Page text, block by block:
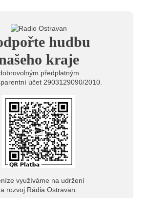
Open Music: Klubová scéna na festivalu
i Beatles
hudbu
kraje
předplatným
účet 2903129090/2010.
využíváme na udržení
a rozvoj Rádia Ostravan.